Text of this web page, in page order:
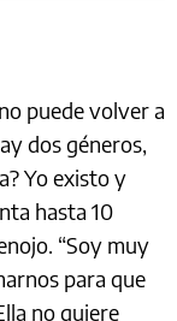
puede volver a
dos géneros,
Yo existo y
hasta 10
“Soy muy
para que
no quiere